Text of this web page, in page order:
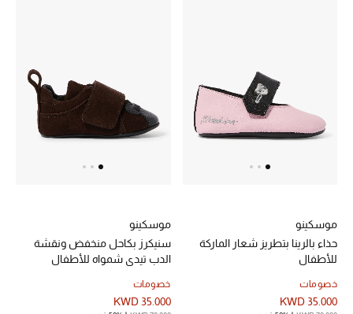
ركن الفخامة
جميع الملابس النسائية
جميع الإكسسورات النسائية
موسكينو
حذاء بالرينا بتطريز شعار الماركة
للأطفال
خصومات
KWD 35.000
موسكينو
سنيكرز بكاحل منخفض ونقشة
الدب تيدي شمواه للأطفال
خصومات
KWD 35.000